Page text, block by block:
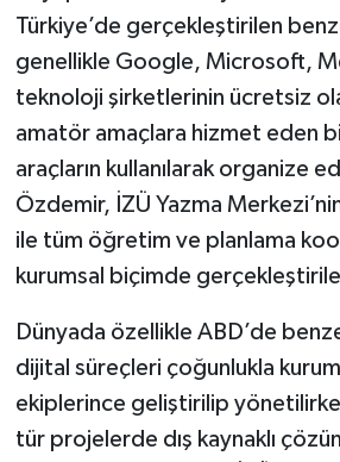
Türkiye’de gerçekleştirilen
genellikle Google, Microsoft,
teknoloji şirketlerinin ücretsiz
amatör amaçlara hizmet eden
araçların kullanılarak organize
Özdemir, İZÜ Yazma
ile tüm öğretim ve planlama
kurumsal biçimde
Dünyada özellikle ABD’de
dijital süreçleri çoğunlukla
ekiplerince geliştirilip
tür projelerde dış kaynaklı